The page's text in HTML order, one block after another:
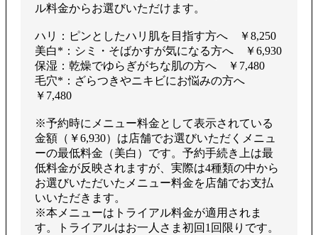
ル料金からお選びいただけます。
ハリ：ピンとしたハリ肌を目指す方へ ￥8,250
美白*：シミ・そばかすが気になる方へ ￥6,930
保湿：乾燥でゆらぎがちな肌の方へ ￥7,480
毛穴*：ざらつきやニキビにお悩みの方へ
￥7,480
※予約時にメニュー料金として表示されている
金額（￥6,930）は店舗でお選びいただくメニュ
ーの最低料金（美白）です。予約手続き上は最
低料金が反映されますが、実際は4種類の中から
お選びいただいたメニュー料金を店舗でお支払
いいただきます。
※本メニューはトライアル料金が適用されま
す。トライアルはお一人さま初回1回限りです。